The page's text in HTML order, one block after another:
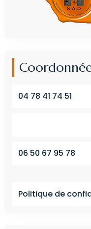
04 78 41 74 51
06 50 67 95 78
Politique de